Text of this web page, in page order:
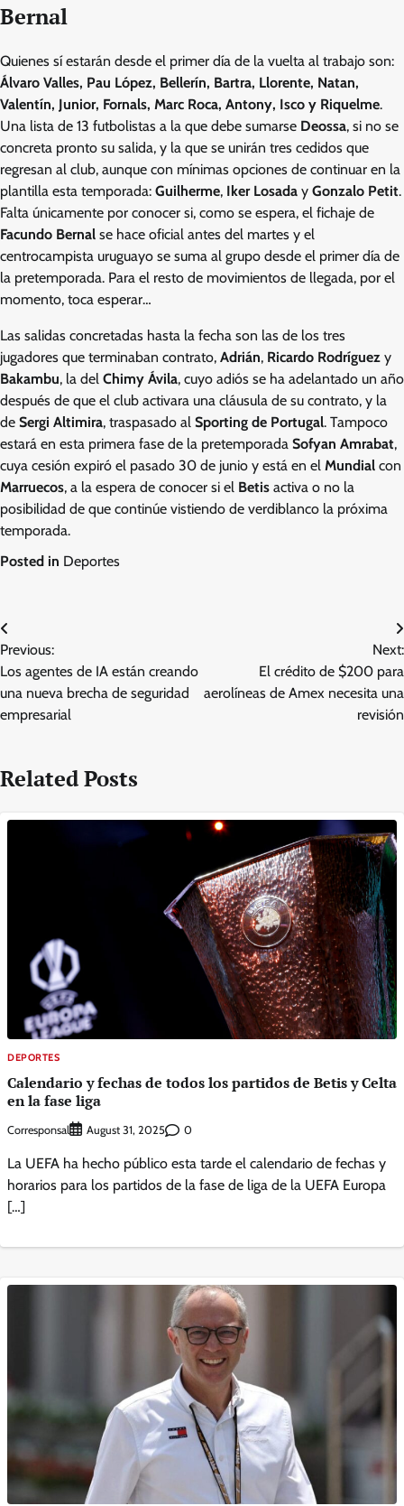
Bernal
Quienes sí estarán desde el primer día de la vuelta al trabajo son:
Álvaro Valles, Pau López, Bellerín, Bartra, Llorente, Natan,
Valentín, Junior, Fornals, Marc Roca, Antony, Isco y Riquelme.
Una lista de 13 futbolistas a la que debe sumarse Deossa, si no se
concreta pronto su salida, y la que se unirán tres cedidos que
regresan al club, aunque con mínimas opciones de continuar en la
plantilla esta temporada: Guilherme, Iker Losada y Gonzalo Petit.
Falta únicamente por conocer si, como se espera, el fichaje de
Facundo Bernal se hace oficial antes del martes y el
centrocampista uruguayo se suma al grupo desde el primer día de
la pretemporada. Para el resto de movimientos de llegada, por el
momento, toca esperar…
Las salidas concretadas hasta la fecha son las de los tres
jugadores que terminaban contrato, Adrián, Ricardo Rodríguez y
Bakambu, la del Chimy Ávila, cuyo adiós se ha adelantado un año
después de que el club activara una cláusula de su contrato, y la
de Sergi Altimira, traspasado al Sporting de Portugal. Tampoco
estará en esta primera fase de la pretemporada Sofyan Amrabat,
cuya cesión expiró el pasado 30 de junio y está en el Mundial con
Marruecos, a la espera de conocer si el Betis activa o no la
posibilidad de que continúe vistiendo de verdiblanco la próxima
temporada.
Posted in Deportes
Post
navigation
Previous:
Los agentes de IA están creando
una nueva brecha de seguridad
empresarial
Next:
El crédito de $200 para
aerolíneas de Amex necesita una
revisión
Related Posts
DEPORTES
Calendario y fechas de todos los partidos de Betis y Celta
en la fase liga
Corresponsal August 31, 2025 0
La UEFA ha hecho público esta tarde el calendario de fechas y
horarios para los partidos de la fase de liga de la UEFA Europa
[…]